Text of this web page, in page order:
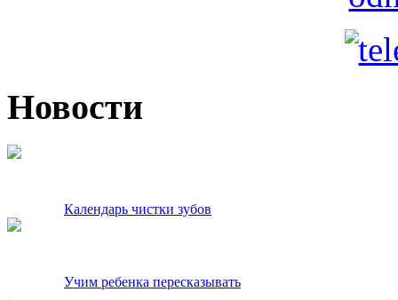
Новости
Календарь чистки зубов
Учим ребенка пересказывать